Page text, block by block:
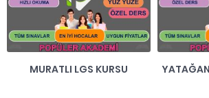
YATAĞAN ETÜT MERKEZLERI